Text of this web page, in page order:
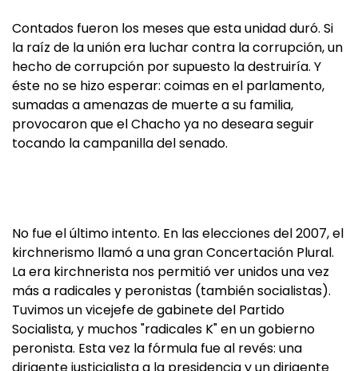
Contados fueron los meses que esta unidad duró. Si
la raíz de la unión era luchar contra la corrupción, un
hecho de corrupción por supuesto la destruiría. Y
éste no se hizo esperar: coimas en el parlamento,
sumadas a amenazas de muerte a su familia,
provocaron que el Chacho ya no deseara seguir
tocando la campanilla del senado.
No fue el último intento. En las elecciones del 2007, el
kirchnerismo llamó a una gran Concertación Plural.
La era kirchnerista nos permitió ver unidos una vez
más a radicales y peronistas (también socialistas).
Tuvimos un vicejefe de gabinete del Partido
Socialista, y muchos "radicales K" en un gobierno
peronista. Esta vez la fórmula fue al revés: una